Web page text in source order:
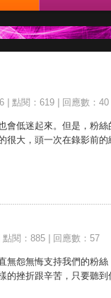
點閱：619 回應數：40
會低迷起來。但是，粉
很大，頭一次在錄影前
點閱：885 回應數：57
無怨無悔支持我們的粉
的挫折跟辛苦，只要聽